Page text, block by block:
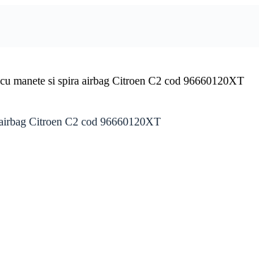
manete si spira airbag Citroen C2 cod 96660120XT